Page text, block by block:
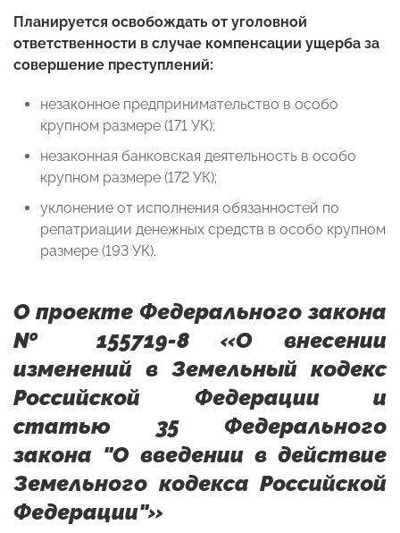
Планируется освобождать от уголовной
ответственности в случае компенсации ущерба за
совершение преступлений:
незаконное предпринимательство в особо
крупном размере (171 УК);
незаконная банковская деятельность в особо
крупном размере (172 УК);
уклонение от исполнения обязанностей по
репатриации денежных средств в особо крупном
размере (193 УК).
О проекте Федерального закона
№ 155719-8 «О внесении
изменений в Земельный кодекс
Российской Федерации и
статью 35 Федерального
закона "О введении в действие
Земельного кодекса Российской
Федерации"»